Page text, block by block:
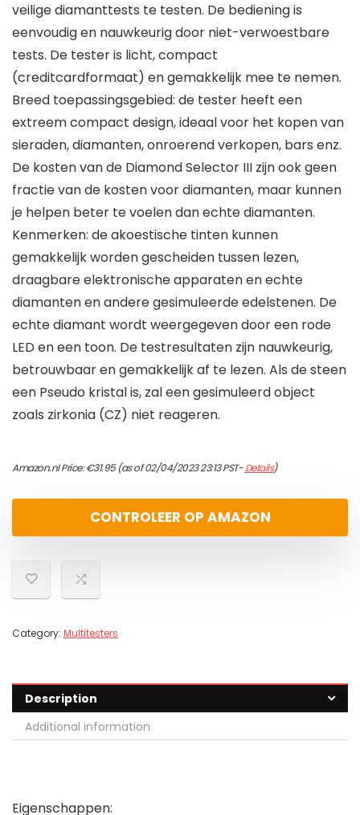
veilige diamanttests te testen. De bediening is
eenvoudig en nauwkeurig door niet-verwoestbare
tests. De tester is licht, compact
(creditcardformaat) en gemakkelijk mee te nemen.
Breed toepassingsgebied: de tester heeft een
extreem compact design, ideaal voor het kopen van
sieraden, diamanten, onroerend verkopen, bars enz.
De kosten van de Diamond Selector III zijn ook geen
fractie van de kosten voor diamanten, maar kunnen
je helpen beter te voelen dan echte diamanten.
Kenmerken: de akoestische tinten kunnen
gemakkelijk worden gescheiden tussen lezen,
draagbare elektronische apparaten en echte
diamanten en andere gesimuleerde edelstenen. De
echte diamant wordt weergegeven door een rode
LED en een toon. De testresultaten zijn nauwkeurig,
betrouwbaar en gemakkelijk af te lezen. Als de steen
een Pseudo kristal is, zal een gesimuleerd object
zoals zirkonia (CZ) niet reageren.
Amazon.nl Price:€31.95(as of 02/04/2023 23:13 PST-Details)
CONTROLEER OP AMAZON
Category: Multitesters
Description
Additional information
Eigenschappen: